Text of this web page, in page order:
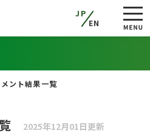
JP
EN
メント結果一覧
2025年12月01日更新